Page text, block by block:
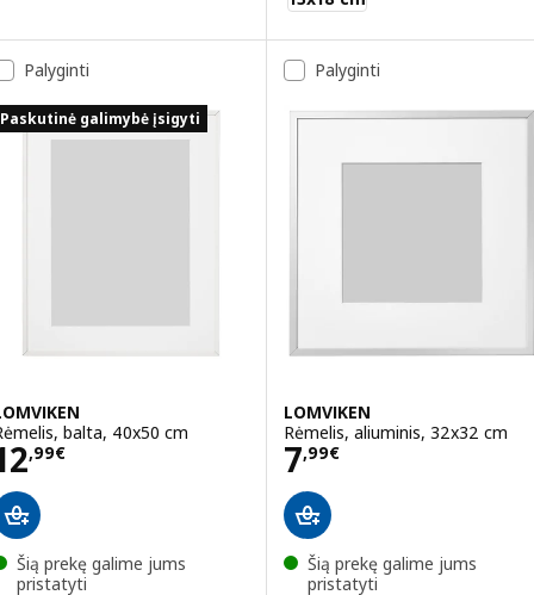
Palyginti
Paskutinė galimybė įsigyti
balta, 40x50 cm
,99€ 12,99€
Šią prekę galime jums
pristatyti
Palyginti
LOMVIKEN
Rėmelis, aliuminis, 32x32 cm
7,99€
Kaina 7,99€
Šią prekę galime jums
pristatyti